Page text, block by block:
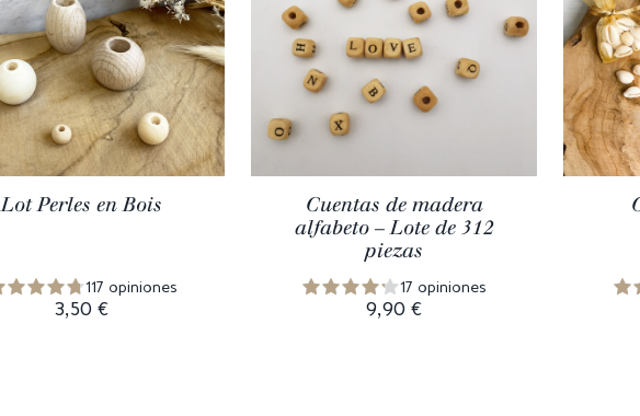
Lot Perles en Bois
117 opiniones
3,50 €
Cuentas de madera
alfabeto – Lote de 312
piezas
17 opiniones
9,90 €